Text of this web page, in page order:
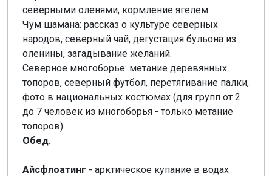
северными оленями, кормление ягелем.
Чум шамана: рассказ о культуре северных
народов, северный чай, дегустация бульона из
оленины, загадывание желаний.
Северное многоборье: метание деревянных
топоров, северный футбол, перетягивание палки,
фото в национальных костюмах (для групп от 2
до 7 человек из многоборья - только метание
топоров).
Обед.
Айсфлоатинг - арктическое купание в водах